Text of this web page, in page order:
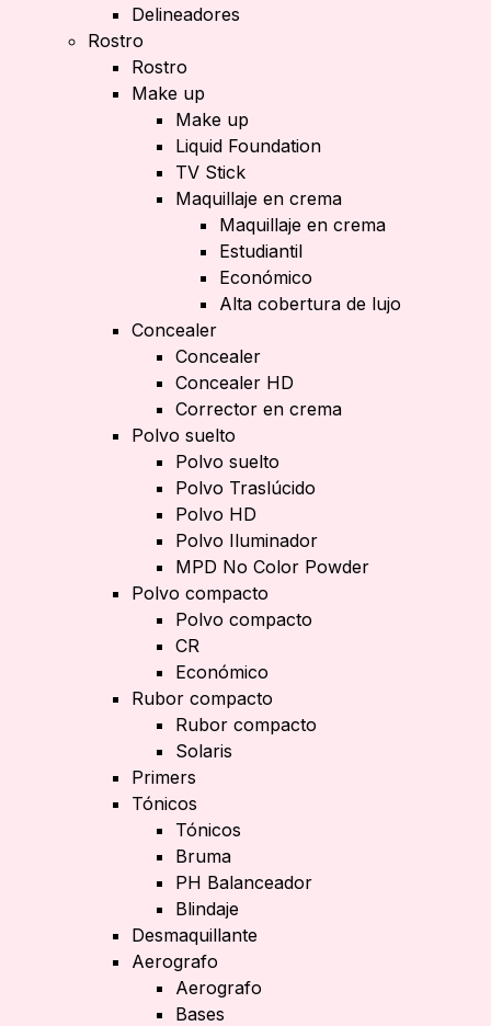
Delineadores
Rostro
Rostro
Make up
Make up
Liquid Foundation
TV Stick
Maquillaje en crema
Maquillaje en crema
Estudiantil
Económico
Alta cobertura de lujo
Concealer
Concealer
Concealer HD
Corrector en crema
Polvo suelto
Polvo suelto
Polvo Traslúcido
Polvo HD
Polvo Iluminador
MPD No Color Powder
Polvo compacto
Polvo compacto
CR
Económico
Rubor compacto
Rubor compacto
Solaris
Primers
Tónicos
Tónicos
Bruma
PH Balanceador
Blindaje
Desmaquillante
Aerografo
Aerografo
Bases